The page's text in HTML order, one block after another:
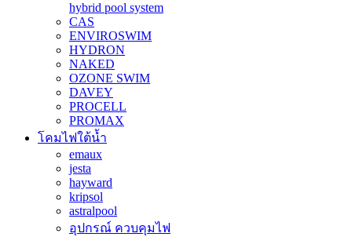
hybrid pool system
CAS
ENVIROSWIM
HYDRON
NAKED
OZONE SWIM
DAVEY
PROCELL
PROMAX
โคมไฟใต้น้ำ
emaux
jesta
hayward
kripsol
astralpool
อุปกรณ์ ควบคุมไฟ